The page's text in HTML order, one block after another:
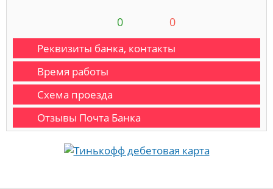
0 0
Реквизиты банка, контакты
Время работы
Схема проезда
Отзывы Почта Банка